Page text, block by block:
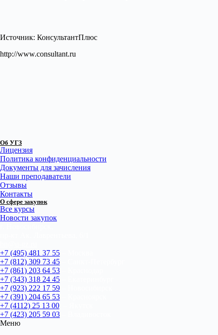
Источник: КонсультантПлюс
http://www.consultant.ru
Об УГЗ
Лицензия
Политика конфиденциальности
Документы для зачисления
Наши преподаватели
Отзывы
Контакты
О сфере закупок
Все курсы
Новости закупок
+7 (495) 481 37 55
+7 (812) 309 73 45
+7 (861) 203 64 53
+7 (343) 318 24 45
+7 (923) 222 17 59
+7 (391) 204 65 53
+7 (4112) 25 13 00
+7 (423) 205 59 03
Меню